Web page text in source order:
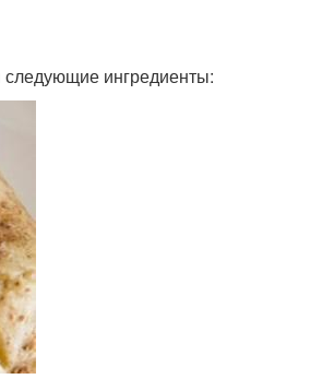
следующие ингредиенты: